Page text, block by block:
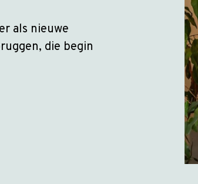
als nieuwe
die begin